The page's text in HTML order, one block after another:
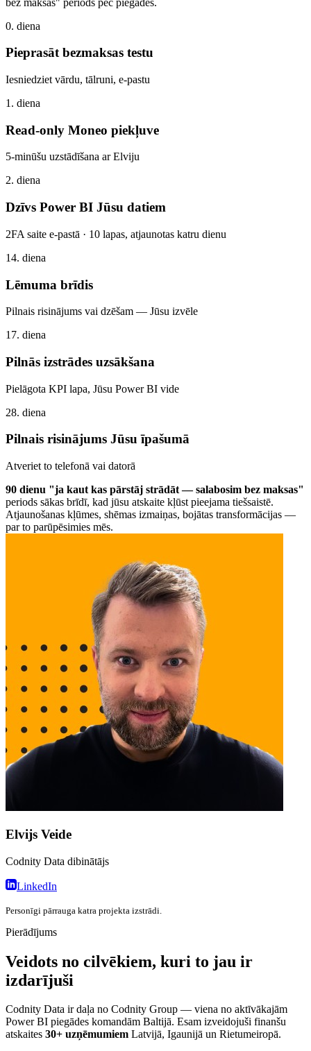
0. diena
Pieprasāt bezmaksas testu
Iesniedziet vārdu, tālruni, e-pastu
1. diena
Read-only Moneo piekļuve
5-minūšu uzstādīšana ar Elviju
2. diena
Dzīvs Power BI Jūsu datiem
2FA saite e-pastā · 10 lapas, atjaunotas katru dienu
14. diena
Lēmuma brīdis
Pilnais risinājums vai dzēšam — Jūsu izvēle
17. diena
Pilnās izstrādes uzsākšana
Pielāgota KPI lapa, Jūsu Power BI vide
28. diena
Pilnais risinājums Jūsu īpašumā
Atveriet to telefonā vai datorā
90 dienu "ja kaut kas pārstāj strādāt — salabosim bez maksas"
periods sākas brīdī, kad jūsu atskaite kļūst pieejama tiešsaistē.
Atjaunošanas kļūmes, shēmas izmaiņas, bojātas transformācijas —
par to parūpēsimies mēs.
Elvijs Veide
Codnity Data dibinātājs
LinkedIn
Personīgi pārrauga katra projekta izstrādi.
Pierādījums
Veidots no cilvēkiem, kuri to jau ir
izdarījuši
Codnity Data ir daļa no Codnity Group — viena no aktīvākajām
Power BI piegādes komandām Baltijā. Esam izveidojuši finanšu
atskaites 30+ uzņēmumiem Latvijā, Igaunijā un Rietumeiropā.